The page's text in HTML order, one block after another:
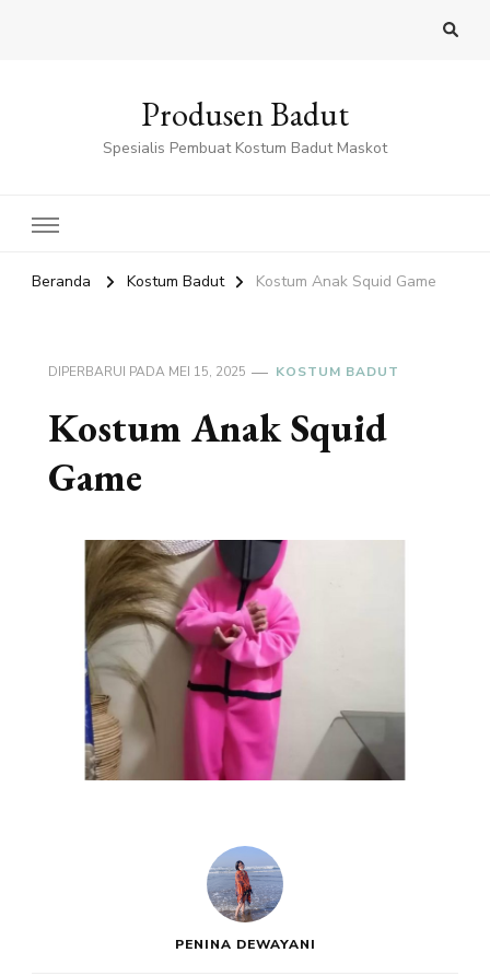
Produsen Badut
Spesialis Pembuat Kostum Badut Maskot
Beranda Kostum Badut Kostum Anak Squid Game
DIPERBARUI PADA MEI 15, 2025 KOSTUM BADUT
Kostum Anak Squid
Game
PENINA DEWAYANI